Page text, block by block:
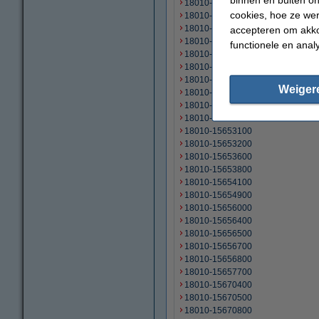
18010-15650700
18010-15650800
18010-15651000
18010-15651100
18010-15651200
18010-15651500
18010-15651900
18010-15652000
18010-15652300
18010-15652800
18010-15653100
18010-15653200
18010-15653600
18010-15653800
18010-15654100
18010-15654900
18010-15656000
18010-15656400
18010-15656500
18010-15656700
18010-15656800
18010-15657700
18010-15670400
18010-15670500
18010-15670800
cookies, hoe ze
accepteren om
functionele en